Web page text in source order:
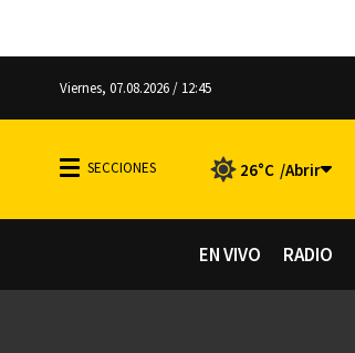
Viernes, 07.08.2026 / 12:45
26°C
EN VIVO RADIO